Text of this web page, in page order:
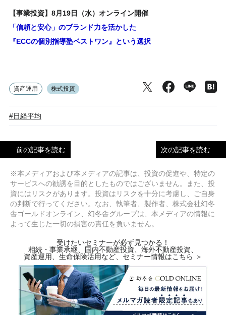
【事業投資】8月19日（水）オンライン開催
「信頼と安心」のブランド力を活かした
『ECCの個別指導塾ベストワン』という選択
資産運用 株式投資
#日経平均
前の記事を読む 次の記事を読む
※本メディアおよび本メディアの記事は、投資の促進や、特定の
サービスへの勧誘を目的としたものではございません。また、投
資にはリスクがあります。投資はリスクを十分に考慮し、ご自身
の判断で行ってください。なお、執筆者、製作者、株式会社幻冬
舎ゴールドオンライン、幻冬舎グループは、本メディアの情報に
よって生じた一切の損害の責任を負いません。
受けたいセミナーが必ず見つかる！
相続・事業承継、国内不動産投資、海外不動産投資、
資産運用、生命保険活用など、セミナー情報はこちら ＞